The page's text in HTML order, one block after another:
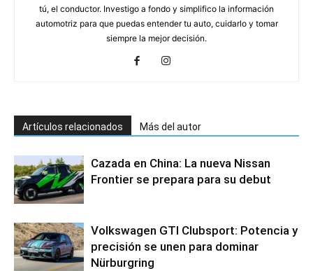
tú, el conductor. Investigo a fondo y simplifico la información
automotriz para que puedas entender tu auto, cuidarlo y tomar
siempre la mejor decisión.
Artículos relacionados Más del autor
Cazada en China: La nueva Nissan
Frontier se prepara para su debut
Volkswagen GTI Clubsport: Potencia y
precisión se unen para dominar
Nürburgring